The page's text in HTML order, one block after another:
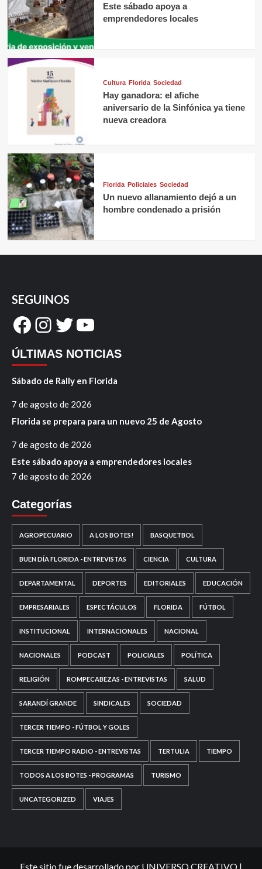
Este sábado apoya a
emprendedores locales
Cultura Florida Sociedad
Hay ganadora: el afiche
aniversario de la Sinfónica ya tiene
nueva creadora
Florida Policiales Sociedad
Un nuevo allanamiento dejó a un
hombre condenado a prisión
SEGUINOS
Facebook
Instagram
Twitter
YouTube
ÚLTIMAS NOTICIAS
Sábado de Rally en Florida
7 de agosto de 2026
Florida se prepara para un nuevo 25 de Agosto
7 de agosto de 2026
Este sábado apoya a emprendedores locales
7 de agosto de 2026
Categorías
AGROPECUARIO A LOS BOTES! BASQUETBOL
BUEN DÍA FLORIDA - ENTREVISTAS CIENCIA CULTURA
DEPARTAMENTAL DEPORTES EDITORIALES EDUCACIÓN
EMPRESARIALES ESPECTÁCULOS FLORIDA FÚTBOL
INSTITUCIONAL INTERNACIONALES NACIONAL
NACIONALES PODCAST POLICIALES POLÍTICA
RELIGIÓN ROMPECABEZAS - ENTREVISTAS SALUD
SARANDÍ GRANDE SINDICALES SOCIEDAD
TERCER TIEMPO - FÚTBOL Y GOLES
TERCER TIEMPO RADIO - ENTREVISTAS TERTULIA TIEMPO
TODOS A LOS BOTES - PROGRAMAS TURISMO
UNCATEGORIZED VIAJES
Este sitio fue desarrollado por UNIVERSO CREATIVO |